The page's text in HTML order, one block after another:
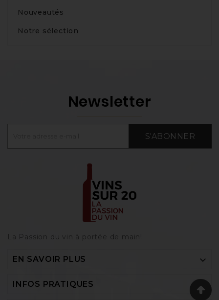
Nouveautés
Notre sélection
Newsletter
S'ABONNER
La Passion du vin à portée de main‎!
EN SAVOIR PLUS 
INFOS PRATIQUES 